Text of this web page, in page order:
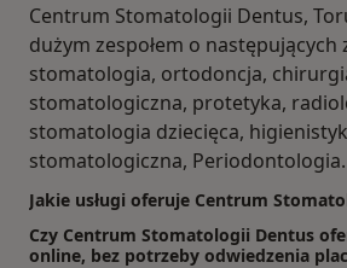
Centrum Stomatologii Dentus,
dużym zespołem o
stomatologia, ortodoncja,
stomatologiczna, protetyka,
stomatologia dziecięca,
stomatologiczna, Periodontologia.
Jakie usługi oferuje Centrum
Czy Centrum Stomatologii Dentus
online, bez potrzeby odwiedzenia